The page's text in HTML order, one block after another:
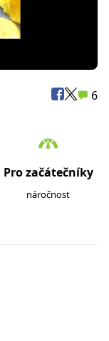
6
Pro začátečníky
náročnost